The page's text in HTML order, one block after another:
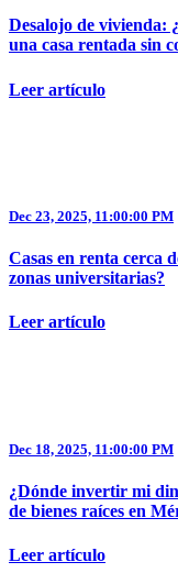
Desalojo de vivienda:
una casa rentada sin
Leer artículo
Dec 23, 2025, 11:00:00 PM
Casas en renta cerca
zonas universitarias?
Leer artículo
Dec 18, 2025, 11:00:00 PM
¿Dónde invertir mi
de bienes raíces en
Leer artículo